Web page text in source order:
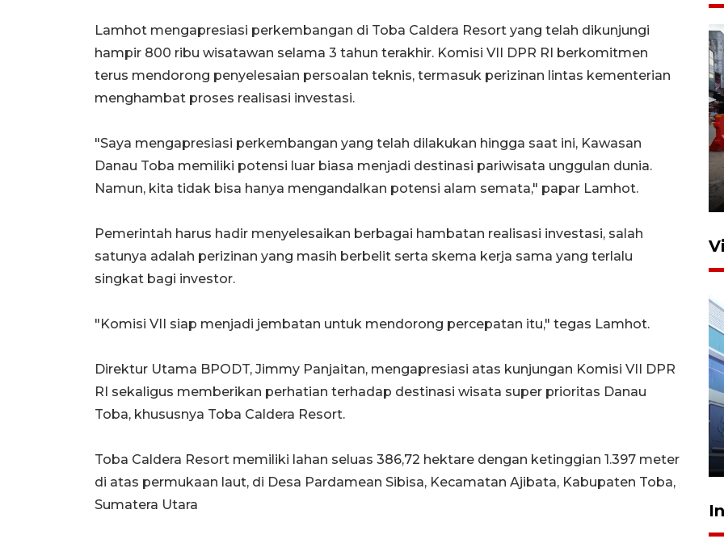
Lamhot mengapresiasi perkembangan di Toba Caldera Resort yang telah dikunjungi
hampir 800 ribu wisatawan selama 3 tahun terakhir. Komisi VII DPR RI berkomitmen
terus mendorong penyelesaian persoalan teknis, termasuk perizinan lintas kementerian
menghambat proses realisasi investasi.
"Saya mengapresiasi perkembangan yang telah dilakukan hingga saat ini, Kawasan
Danau Toba memiliki potensi luar biasa menjadi destinasi pariwisata unggulan dunia.
Namun, kita tidak bisa hanya mengandalkan potensi alam semata," papar Lamhot.
Pemerintah harus hadir menyelesaikan berbagai hambatan realisasi investasi, salah
satunya adalah perizinan yang masih berbelit serta skema kerja sama yang terlalu
singkat bagi investor.
"Komisi VII siap menjadi jembatan untuk mendorong percepatan itu," tegas Lamhot.
Direktur Utama BPODT, Jimmy Panjaitan, mengapresiasi atas kunjungan Komisi VII DPR
RI sekaligus memberikan perhatian terhadap destinasi wisata super prioritas Danau
Toba, khususnya Toba Caldera Resort.
Toba Caldera Resort memiliki lahan seluas 386,72 hektare dengan ketinggian 1.397 meter
di atas permukaan laut, di Desa Pardamean Sibisa, Kecamatan Ajibata, Kabupaten Toba,
Sumatera Utara
Pelaporan SPT Tahunan di
Sumut
27 April 2026 15:34
IDAI perkuat kompetensi
23 Juli 2026 20:04